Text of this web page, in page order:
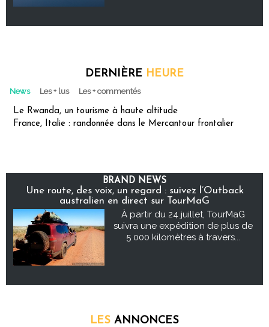
DERNIÈRE HEURE
News Les + lus Les + commentés
Le Rwanda, un tourisme à haute altitude
France, Italie : randonnée dans le Mercantour frontalier
BRAND NEWS
Une route, des voix, un regard : suivez l’Outback
australien en direct sur TourMaG
À partir du 24 juillet, TourMaG
suivra une expédition de plus de
5 000 kilomètres à travers...
LES ANNONCES